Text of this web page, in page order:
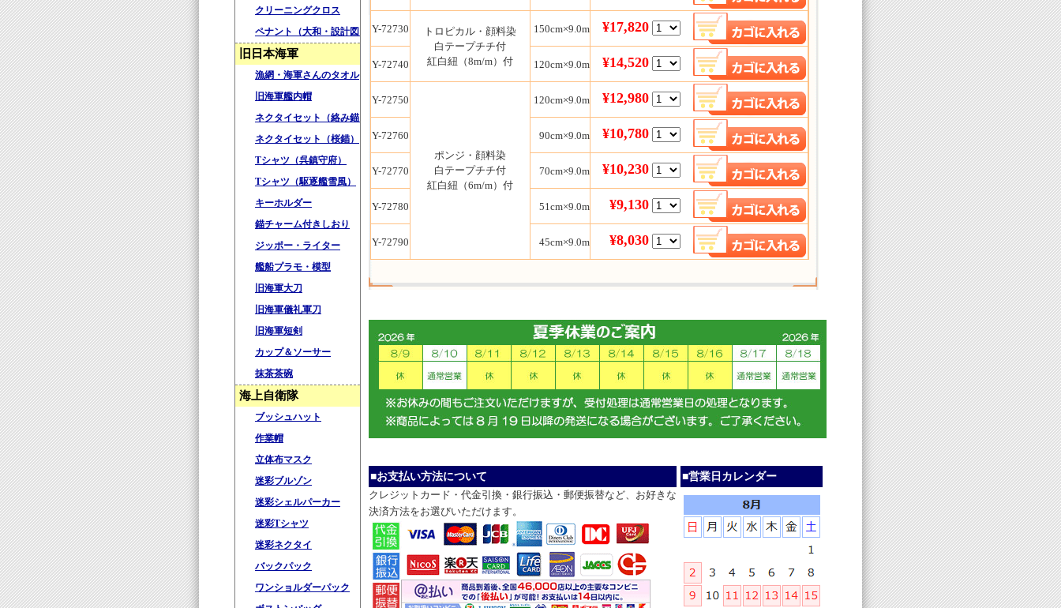
クリーニングクロス
ペナント（大和・設計図）
旧日本海軍
漁網・海軍さんのタオル
旧海軍艦内帽
ネクタイセット（絡み錨）
ネクタイセット（桜錨）
Tシャツ（呉鎮守府）
Tシャツ（駆逐艦雪風）
キーホルダー
錨チャーム付きしおり
ジッポー・ライター
艦船プラモ・模型
旧海軍大刀
旧海軍儀礼軍刀
旧海軍短剣
カップ＆ソーサー
抹茶茶碗
海上自衛隊
ブッシュハット
作業帽
立体布マスク
迷彩ブルゾン
迷彩シェルパーカー
迷彩Tシャツ
迷彩ネクタイ
バックパック
ワンショルダーパック
Y-72730 トロピカル ・顔料染
白テープチチ付
紅白紐（8m/m）付
150cm×9.0m ¥17,820
Y-72740 120cm×9.0m ¥14,520
Y-72750
ポンジ ・顔料染
白テープチチ付
紅白紐（6m/m）付
120cm×9.0m ¥12,980
Y-72760 90cm×9.0m ¥10,780
Y-72770 70cm×9.0m ¥10,230
Y-72780 51cm×9.0m ¥9,130
Y-72790 45cm×9.0m ¥8,030
■お支払い方法について
クレジットカード・代金引換・銀行振込・郵便振替など、お好きな
決済方法をお選びいただけます。
■営業日カレンダー